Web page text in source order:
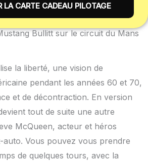
LA CARTE CADEAU PILOTAGE
Bullitt sur le circuit du Mans
la liberté, une vision de
pendant les années 60 et 70,
et de décontraction. En version
tout de suite une autre
McQueen, acteur et héros
auto. Vous pouvez vous prendre
de quelques tours, avec la